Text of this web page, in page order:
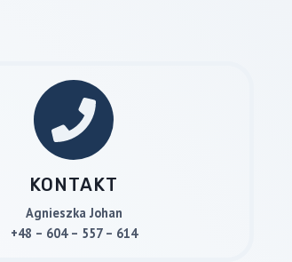
KONTAKT
Agnieszka Johan
+48 – 604 – 557 – 614